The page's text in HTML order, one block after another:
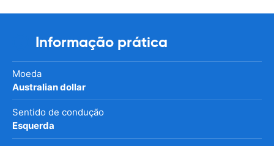
Informação prática
Moeda
Australian dollar
Sentido de condução
Esquerda